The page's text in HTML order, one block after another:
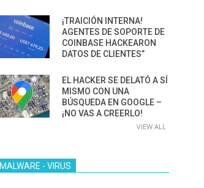
¡TRAICIÓN INTERNA!
AGENTES DE SOPORTE DE
COINBASE HACKEARON
DATOS DE CLIENTES”
EL HACKER SE DELATÓ A SÍ
MISMO CON UNA
BÚSQUEDA EN GOOGLE –
¡NO VAS A CREERLO!
VIEW ALL
MALWARE - VIRUS